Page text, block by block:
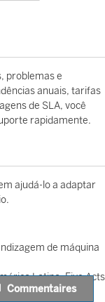
problemas e
anuais, tarifas
de SLA, você
rapidamente.
ajudá-lo a adaptar
de máquina
Latina, Five Acts
solução de
Commentaires